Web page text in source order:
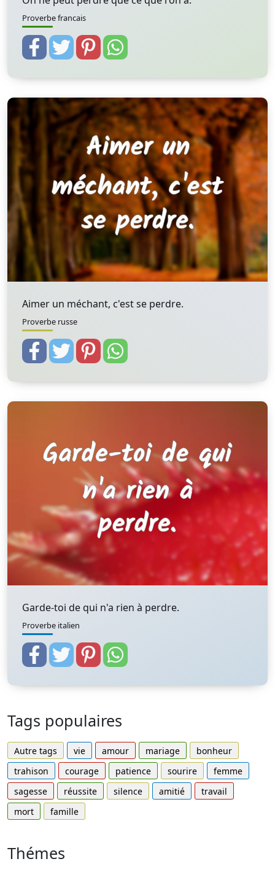
Proverbe francais
Aimer un méchant, c'est se perdre.
Proverbe russe
Garde-toi de qui n'a rien à perdre.
Proverbe italien
Tags populaires
Autre tags vie amour mariage
bonheur
trahison
courage patience sourire
femme
sagesse
réussite silence amitié
travail
mort
famille
Thémes